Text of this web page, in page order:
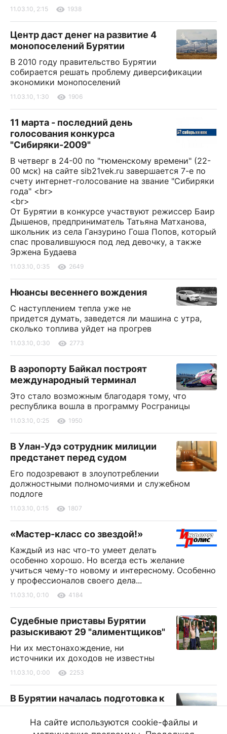
11.03.10, 2:15 1938
Центр даст денег на развитие 4
монопоселений Бурятии
В 2010 году правительство Бурятии
собирается решать проблему диверсификации
экономики монопоселений
11.03.10, 1:30 1906
11 марта - последний день
голосования конкурса
"Сибиряки-2009"
В четверг в 24-00 по "тюменскому времени" (22-
00 мск) на сайте sib21vek.ru завершается 7-е по
счету интернет-голосование на звание "Сибиряки
года" <br>
<br>
От Бурятии в конкурсе участвуют режиссер Баир
Дышенов, предприниматель Татьяна Матханова,
школьник из села Ганзурино Гоша Попов, который
спас провалившуюся под лед девочку, а также
Эржена Будаева
11.03.10, 0:35 2649
Нюансы весеннего вождения
С наступлением тепла уже не
придется думать, заведется ли машина с утра,
сколько топлива уйдет на прогрев
11.03.10, 0:30 2773
В аэропорту Байкал построят
международный терминал
Это стало возможным благодаря тому, что
республика вошла в программу Росграницы
11.03.10, 0:25 1950
В Улан-Удэ сотрудник милиции
предстанет перед судом
Его подозревают в злоупотреблении
должностными полномочиями и служебном
подлоге
11.03.10, 0:15 1807
«Мастер-класс со звездой!»
Каждый из нас что-то умеет делать
особенно хорошо. Но всегда есть желание
учиться чему-то новому и интересному. Особенно
у профессионалов своего дела...
11.03.10, 0:10 4184
Судебные приставы Бурятии
разыскивают 29 "алиментщиков"
Ни их местонахождение, ни
источники их доходов не известны
11.03.10, 0:00 2253
В Бурятии началась подготовка к
пожароопасному периоду
По прогнозам специалистов, уже в конце марта–
На сайте используются cookie-файлы и